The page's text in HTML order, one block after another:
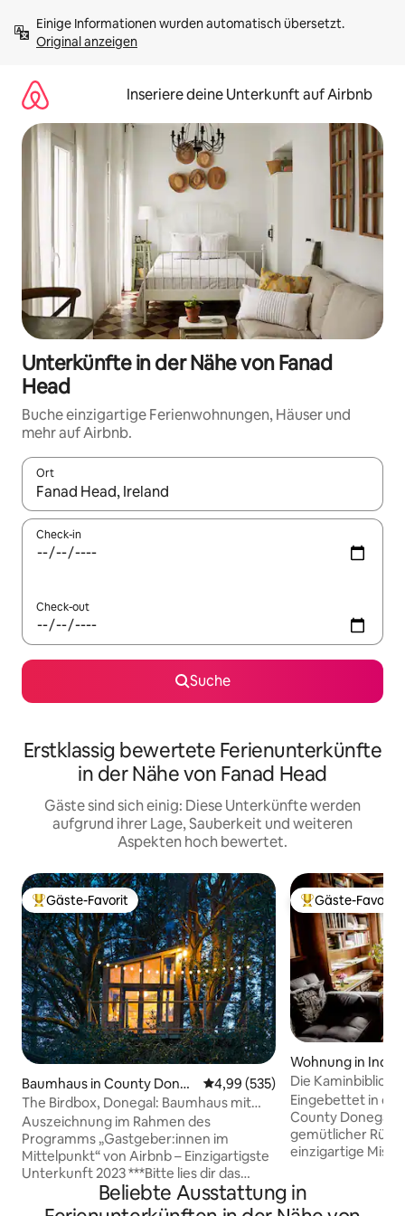
Inhalten
springenOriginal anzeigen
Inseriere deine Unterkunft auf Airbnb
Unterkünfte in der Nähe von Fanad
Head
Buche einzigartige Ferienwohnungen, Häuser und
mehr auf Airbnb.
Ort
Wenn Ergebnisse verfügbar sind, navigiere mit den
Check-in
Check-out
Suche
Erstklassig bewertete Ferienunterkünfte
in der Nähe von Fanad Head
Gäste sind sich einig: Diese Unterkünfte werden
aufgrund ihrer Lage, Sauberkeit und weiteren
Aspekten hoch bewertet.
Beliebter Gäste-Favorit.
Gäste-Favorit
Baumhaus in County Doneg
al
Durchschnittliche Bewertung:
4,99 (535)
The Birdbox, Donegal: Baumhaus mit
Blick auf Glenveagh
Auszeichnung im Rahmen des
Programms „Gastgeber:innen im
Mittelpunkt“ von Airbnb – Einzigartigste
Unterkunft 2023 ***Bitte lies dir das
Inseratsprofil vollständig durch, um die
Unterkunft vor der Buchung vollständig
Beliebter Gäste-
Gäste-Favorit
Wohnung in Inch
Die
Eingebettet in
County Donegal
gemütlicher
einzigartige
bekannt für
ruhige Natur und
Beliebte Ausstattung in